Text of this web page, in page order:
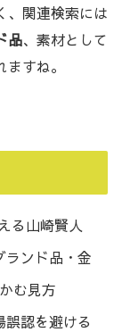
、関連検索には
品、素材として
すね。
る山崎賢人
ランド品・金
む見方
認を避ける